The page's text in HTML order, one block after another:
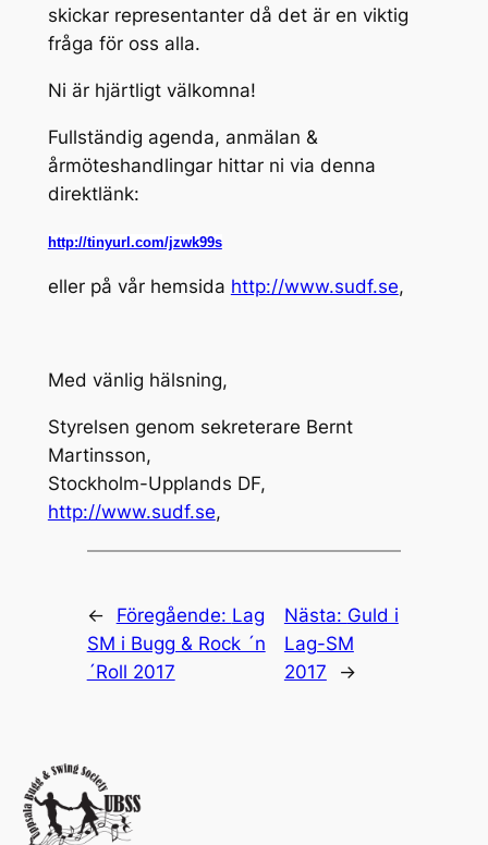
skickar representanter då det är en viktig
fråga för oss alla.
Ni är hjärtligt välkomna!
Fullständig agenda, anmälan &
årmöteshandlingar hittar ni via denna
direktlänk:
http://tinyurl.com/jzwk99s
eller på vår hemsida http://www.sudf.se,
Med vänlig hälsning,
Styrelsen genom sekreterare Bernt
Martinsson,
Stockholm-Upplands DF,
http://www.sudf.se,
← Föregående: Lag
SM i Bugg & Rock ´n
´Roll 2017
Nästa: Guld i
Lag-SM
2017
→